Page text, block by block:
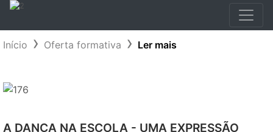
Início Oferta formativa Ler mais
A DANÇA NA ESCOLA - UMA EXPRESSÃO